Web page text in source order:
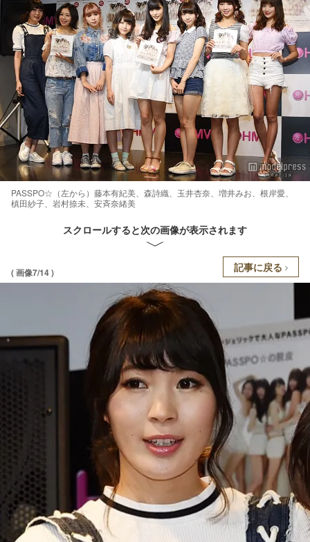
PASSPO☆（左から）藤本有紀美、森詩織、玉井杏奈、増井みお、根岸愛、
槙田紗子、岩村捺未、安斉奈緒美
スクロールすると次の画像が表示されます
( 画像7/14 ) 記事に戻る